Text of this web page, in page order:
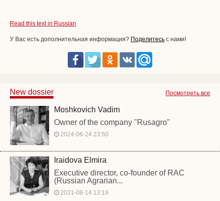
Read this text in Russian
У Вас есть дополнительная информация? Поделитесь с нами!
Посмотреть все
New dossier
Moshkovich Vadim
Owner of the company "Rusagro"
2024-06-24 23:50
Iraidova Elmira
Executive director, co-founder of RAC
(Russian Agrarian...
2021-08-14 13:19